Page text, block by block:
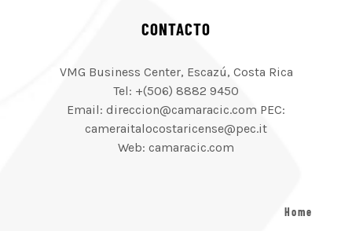
CONTACTO
VMG Business Center, Escazú, Costa Rica
Tel: +(506) 8882 9450
Email: direccion@camaracic.com PEC:
cameraitalocostaricense@pec.it
Web: camaracic.com
Home